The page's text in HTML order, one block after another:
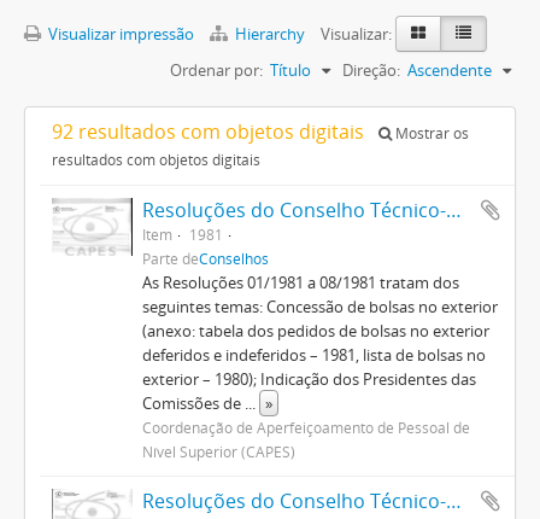
Visualizar impressão Hierarchy
Visualizar:
Ordenar por: Título Direção: Ascendente
92 resultados com objetos digitais
Mostrar os
resultados com objetos digitais
Resoluções do Conselho Técnico-Administrativo (1974-1982)
Item
1981
Parte deConselhos
As Resoluções 01/1981 a 08/1981 tratam dos
seguintes temas: Concessão de bolsas no exterior
(anexo: tabela dos pedidos de bolsas no exterior
deferidos e indeferidos – 1981, lista de bolsas no
exterior – 1980); Indicação dos Presidentes das
Comissões de ... »
Coordenação de Aperfeiçoamento de Pessoal de
Nível Superior (CAPES)
Resoluções do Conselho Técnico-Administrativo (1974-1982)